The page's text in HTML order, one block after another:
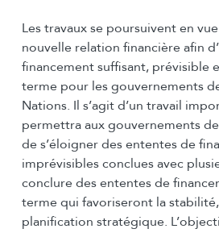
Les travaux se poursuivent en
nouvelle relation financière afin
financement suffisant, prévisible
terme pour les gouvernements
Nations. Il s’agit d’un travail
permettra aux gouvernements
de s’éloigner des ententes de
imprévisibles conclues avec
conclure des ententes de
terme qui favoriseront la
planification stratégique.